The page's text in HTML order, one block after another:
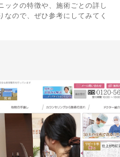
ックの特徴や、施術ごとの詳し
なので、ぜひ参考にしてみてく